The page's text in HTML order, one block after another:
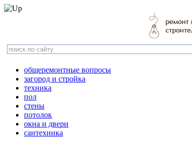
общеремонтные вопросы
загород и стройка
техника
пол
стены
потолок
окна и двери
сантехника